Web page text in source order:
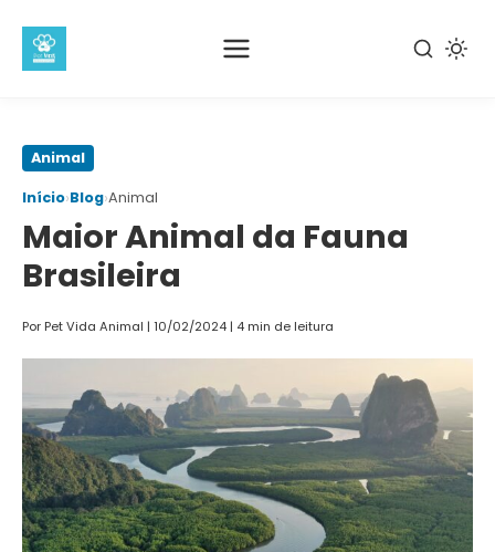
Pular
conteúdo
principal
Animal
Início›Blog›Animal
Maior Animal da Fauna
Brasileira
Por Pet Vida Animal | 10/02/2024 | 4 min de leitura